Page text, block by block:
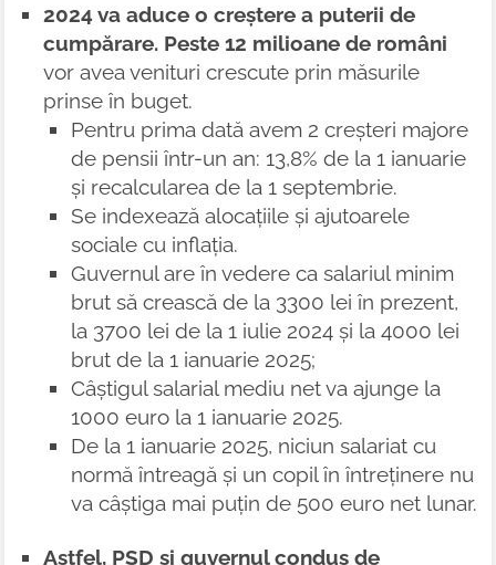
2024 va aduce o creștere a puterii de
cumpărare. Peste 12 milioane de români
vor avea venituri crescute prin măsurile
prinse în buget.
Pentru prima dată avem 2 creșteri majore
de pensii într-un an: 13,8% de la 1 ianuarie
și recalcularea de la 1 septembrie.
Se indexează alocațiile și ajutoarele
sociale cu inflația.
Guvernul are în vedere ca salariul minim
brut să crească de la 3300 lei în prezent,
la 3700 lei de la 1 iulie 2024 și la 4000 lei
brut de la 1 ianuarie 2025;
Câștigul salarial mediu net va ajunge la
1000 euro la 1 ianuarie 2025.
De la 1 ianuarie 2025, niciun salariat cu
normă întreagă și un copil în întreținere nu
va câștiga mai puțin de 500 euro net lunar.
Astfel, PSD și guvernul condus de